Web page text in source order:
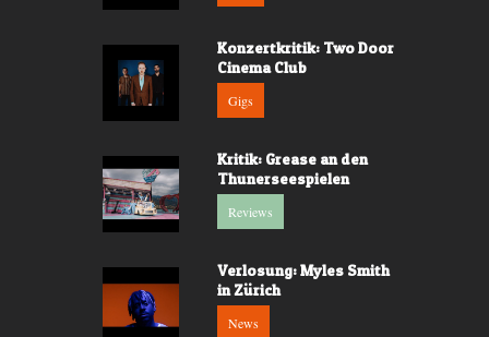
Konzertkritik: Two Door
Cinema Club
Gigs
Kritik: Grease an den
Thunerseespielen
Reviews
Verlosung: Myles Smith
in Zürich
News